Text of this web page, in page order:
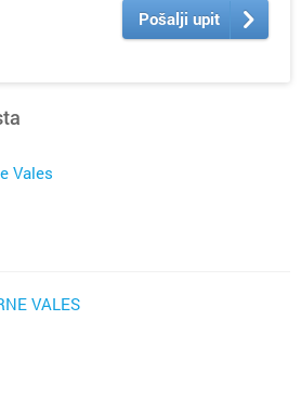
Pošalji upit
Vales
VALES